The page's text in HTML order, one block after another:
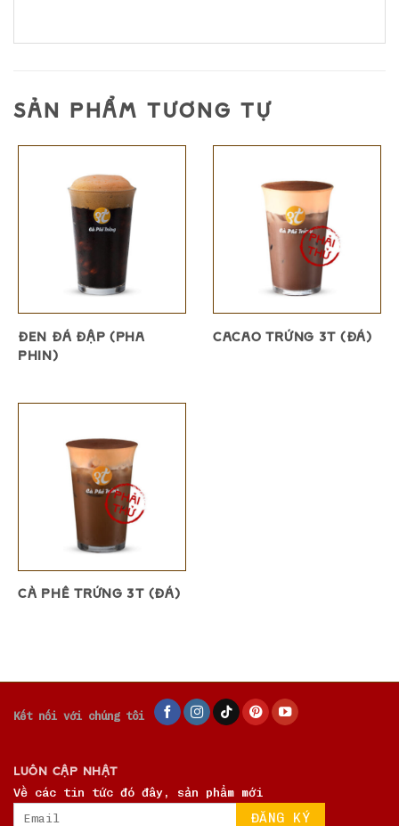
SẢN PHẨM TƯƠNG TỰ
ĐEN ĐÁ ĐẬP (PHA
PHIN)
CACAO TRỨNG 3T (ĐÁ)
CÀ PHÊ TRỨNG 3T (ĐÁ)
Kết nối với chúng tôi
LUÔN CẬP NHẬT
Về các tin tức đó đây, sản phẩm mới